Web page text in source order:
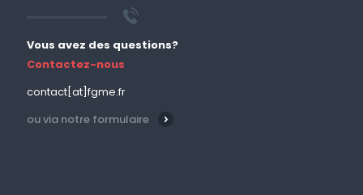
Vous avez des questions?
Contactez-nous
contact[at]fgme.fr
ou via notre formulaire